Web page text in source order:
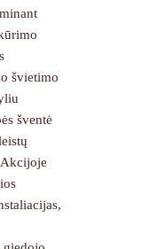
švietimo
šventė